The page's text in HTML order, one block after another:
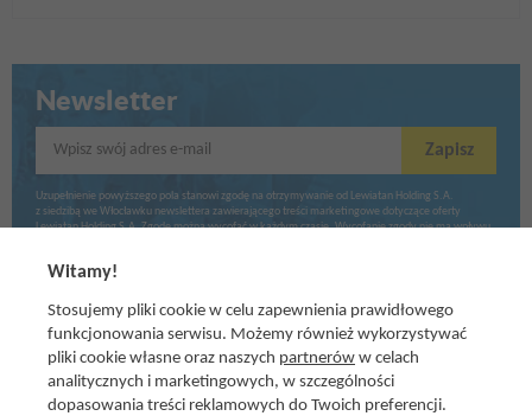
Newsletter
Wpisz swój adres e-mail Zapisz
Uzupełnienie powyższego pola stanowi zgodę na otrzymywanie od Lewiatan Holding S.A.
z siedzibą we Włocławku newslettera zawierającego treści marketingowe dotyczące oferty
Lewiatan Holding S.A. Zgodę można wycofać w każdym czasie. Wycofanie zgody nie ma wpływu
Witamy!
Stosujemy pliki cookie w celu zapewnienia prawidłowego
funkcjonowania serwisu. Możemy również wykorzystywać
pliki cookie własne oraz naszych partnerów w celach
analitycznych i marketingowych, w szczególności
dopasowania treści reklamowych do Twoich preferencji.